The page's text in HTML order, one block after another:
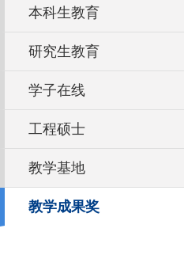
本科生教育
研究生教育
学子在线
工程硕士
教学基地
教学成果奖